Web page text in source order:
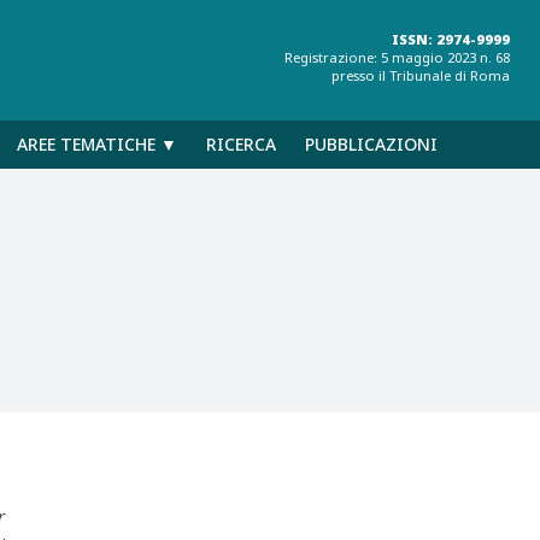
ISSN: 2974-9999
Registrazione: 5 maggio 2023 n. 68
presso il Tribunale di Roma
AREE TEMATICHE ▼ RICERCA PUBBLICAZIONI